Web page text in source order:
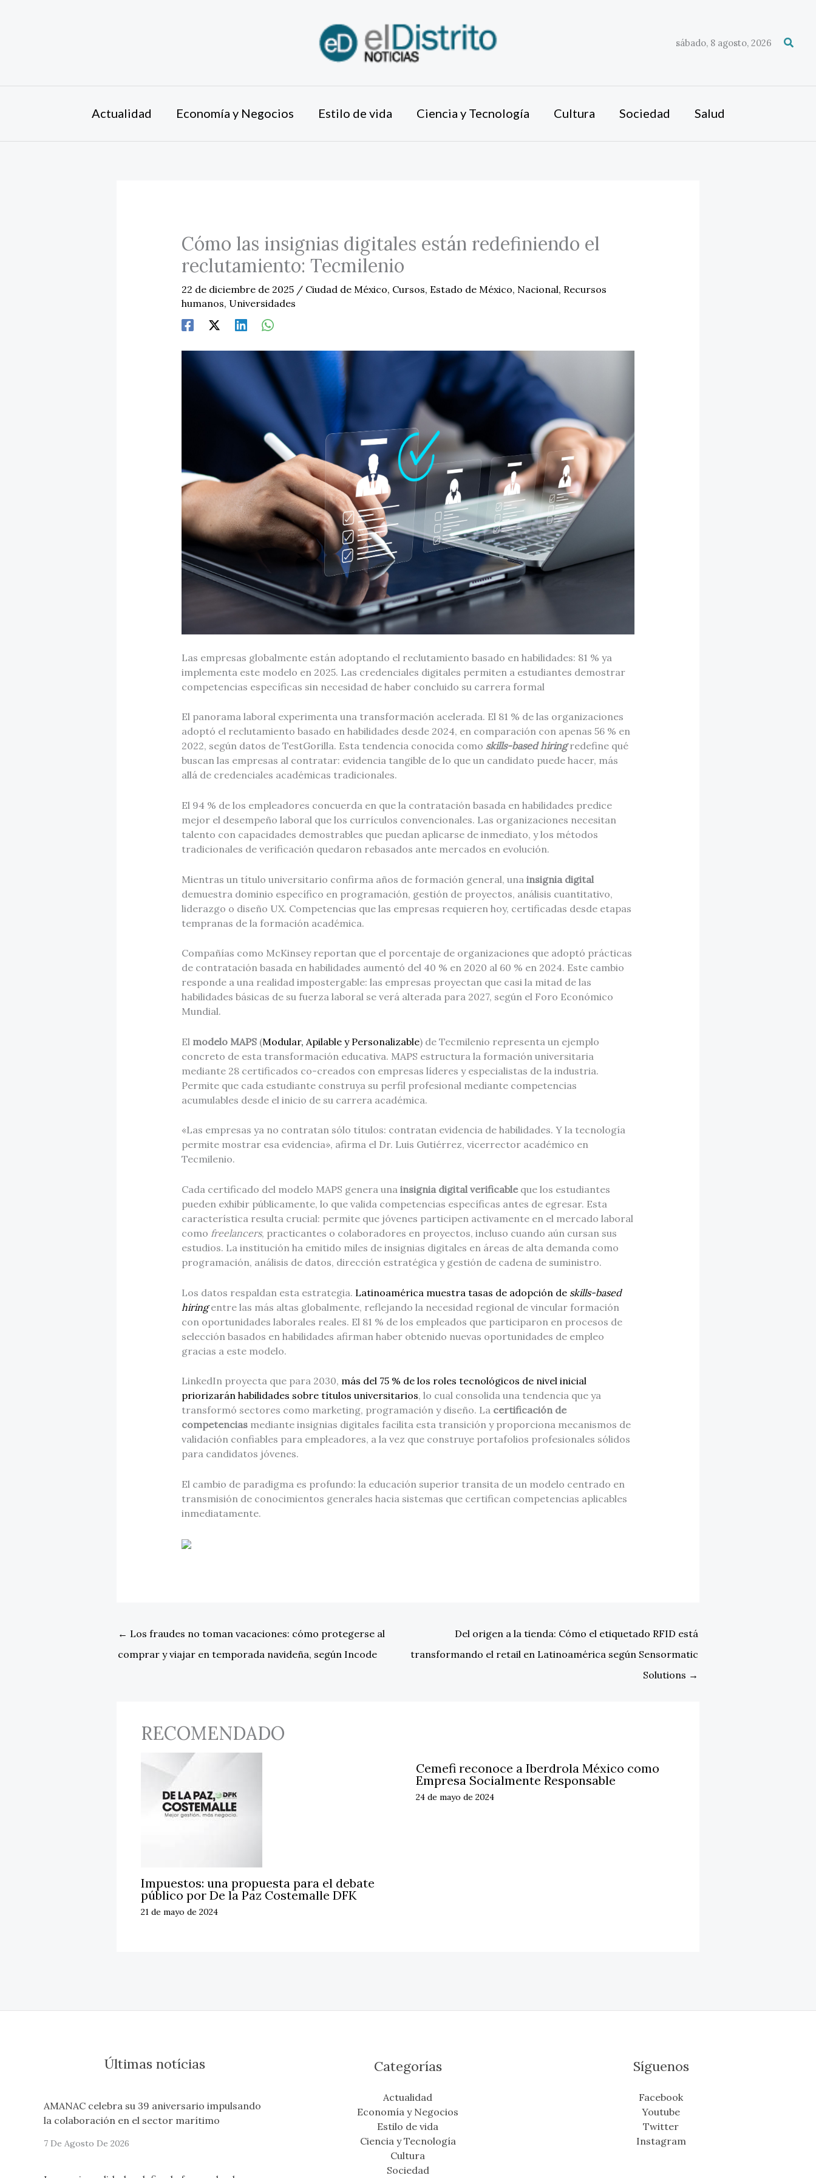
sábado, 8 agosto, 2026
Actualidad Economía y Negocios Estilo de vida Ciencia y Tecnología Cultura Sociedad Salud
Cómo las insignias digitales están redefiniendo el
reclutamiento: Tecmilenio
22 de diciembre de 2025 / Ciudad de México, Cursos, Estado de México, Nacional, Recursos
humanos, Universidades
Las empresas globalmente están adoptando el reclutamiento basado en habilidades: 81 % ya
implementa este modelo en 2025. Las credenciales digitales permiten a estudiantes demostrar
competencias específicas sin necesidad de haber concluido su carrera formal
El panorama laboral experimenta una transformación acelerada. El 81 % de las organizaciones
adoptó el reclutamiento basado en habilidades desde 2024, en comparación con apenas 56 % en
2022, según datos de TestGorilla. Esta tendencia conocida como skills-based hiringredefine qué
buscan las empresas al contratar: evidencia tangible de lo que un candidato puede hacer, más
allá de credenciales académicas tradicionales.
El 94 % de los empleadores concuerda en que la contratación basada en habilidades predice
mejor el desempeño laboral que los currículos convencionales. Las organizaciones necesitan
talento con capacidades demostrables que puedan aplicarse de inmediato, y los métodos
tradicionales de verificación quedaron rebasados ante mercados en evolución.
Mientras un título universitario confirma años de formación general, una insignia digital
demuestra dominio específico en programación, gestión de proyectos, análisis cuantitativo,
liderazgo o diseño UX. Competencias que las empresas requieren hoy, certificadas desde etapas
tempranas de la formación académica.
Compañías como McKinsey reportan que el porcentaje de organizaciones que adoptó prácticas
de contratación basada en habilidades aumentó del 40 % en 2020 al 60 % en 2024. Este cambio
responde a una realidad impostergable: las empresas proyectan que casi la mitad de las
habilidades básicas de su fuerza laboral se verá alterada para 2027, según el Foro Económico
Mundial.
El modelo MAPS(Modular, Apilable y Personalizable) de Tecmilenio representa un ejemplo
concreto de esta transformación educativa. MAPS estructura la formación universitaria
mediante 28 certificados co-creados con empresas líderes y especialistas de la industria.
Permite que cada estudiante construya su perfil profesional mediante competencias
acumulables desde el inicio de su carrera académica.
«Las empresas ya no contratan sólo títulos: contratan evidencia de habilidades. Y la tecnología
permite mostrar esa evidencia», afirma el Dr. Luis Gutiérrez, vicerrector académico en
Tecmilenio.
Cada certificado del modelo MAPS genera una insignia digital verificableque los estudiantes
pueden exhibir públicamente, lo que valida competencias específicas antes de egresar. Esta
característica resulta crucial: permite que jóvenes participen activamente en el mercado laboral
como freelancers, practicantes o colaboradores en proyectos, incluso cuando aún cursan sus
estudios. La institución ha emitido miles de insignias digitales en áreas de alta demanda como
programación, análisis de datos, dirección estratégica y gestión de cadena de suministro.
Los datos respaldan esta estrategia. Latinoamérica muestra tasas de adopción deskills-based
hiringentre las más altas globalmente, reflejando la necesidad regional de vincular formación
con oportunidades laborales reales. El 81 % de los empleados que participaron en procesos de
selección basados en habilidades afirman haber obtenido nuevas oportunidades de empleo
gracias a este modelo.
LinkedIn proyecta que para 2030, más del 75 % de los roles tecnológicos de nivel inicial
priorizarán habilidades sobre títulos universitarios, lo cual consolida una tendencia que ya
transformó sectores como marketing, programación y diseño. La certificación de
competenciasmediante insignias digitales facilita esta transición y proporciona mecanismos de
validación confiables para empleadores, a la vez que construye portafolios profesionales sólidos
para candidatos jóvenes.
El cambio de paradigma es profundo: la educación superior transita de un modelo centrado en
transmisión de conocimientos generales hacia sistemas que certifican competencias aplicables
inmediatamente.
← Los fraudes no toman vacaciones: cómo protegerse al
comprar y viajar en temporada navideña, según Incode
Del origen a la tienda: Cómo el etiquetado RFID está
transformando el retail en Latinoamérica según Sensormatic
Solutions →
RECOMENDADO
Impuestos: una propuesta para el debate
público por De la Paz Costemalle DFK
21 de mayo de 2024
Cemefi reconoce a Iberdrola México como
Empresa Socialmente Responsable
24 de mayo de 2024
Últimas notícias
AMANAC celebra su 39 aniversario impulsando
la colaboración en el sector marítimo
7 De Agosto De 2026
Categorías
Actualidad
Economía y Negocios
Estilo de vida
Ciencia y Tecnología
Cultura
Sociedad
Síguenos
Facebook
Youtube
Twitter
Instagram